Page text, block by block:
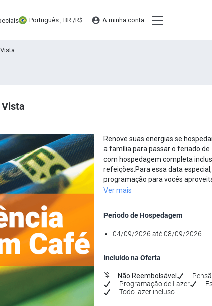
Português , BR /R$ A minha conta
Renove suas energias se
a família para passar o feriado
com hospedagem completa
refeições.Para essa data
programação para vocês
Ver mais
Periodo de Hospedagem
04/09/2026 até 08/09/2026
Incluído na Oferta
Não Reembolsável
Programação de Lazer
Todo lazer incluso